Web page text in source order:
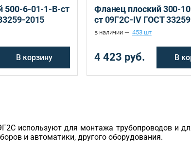
500-6-01-1-B-ст
2015
В корзину
Фланец плоский 300-
ст 09Г2С-IV ГОСТ
в наличии — 453 шт
4 423 руб. В
используют для монтажа трубопроводов и
и автоматики, другого оборудования.